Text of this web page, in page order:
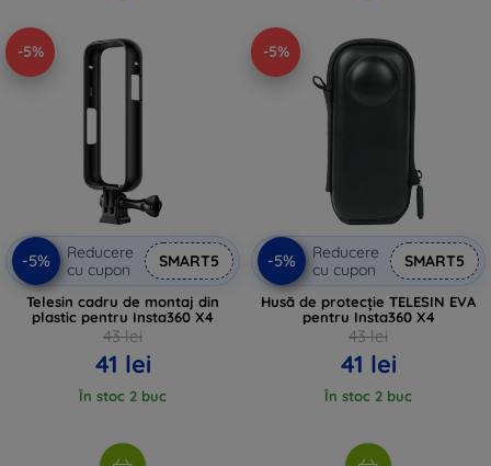
-5%
-5%
Reducere
cu cupon
SMART5
Telesin cadru de montaj din
plastic pentru Insta360 X4
43 lei
41 lei
În stoc 2 buc
-5%
-5%
Reducere
cu cupon
SMART5
Husă de protecție TELESIN EVA
pentru Insta360 X4
43 lei
41 lei
În stoc 2 buc